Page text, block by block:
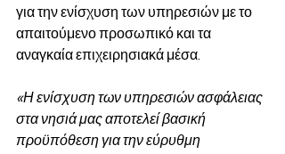
για την ενίσχυση των υπηρεσιών με το
απαιτούμενο προσωπικό και τα
αναγκαία επιχειρησιακά μέσα.
«Η ενίσχυση των υπηρεσιών ασφάλειας
στα νησιά μας αποτελεί βασική
προϋπόθεση για την εύρυθμη